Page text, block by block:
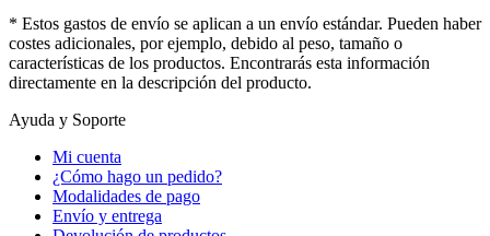
* Estos gastos de envío se aplican a un envío estándar. Pueden haber
costes adicionales, por ejemplo, debido al peso, tamaño o
características de los productos. Encontrarás esta información
directamente en la descripción del producto.
Ayuda y Soporte
Mi cuenta
¿Cómo hago un pedido?
Modalidades de pago
Envío y entrega